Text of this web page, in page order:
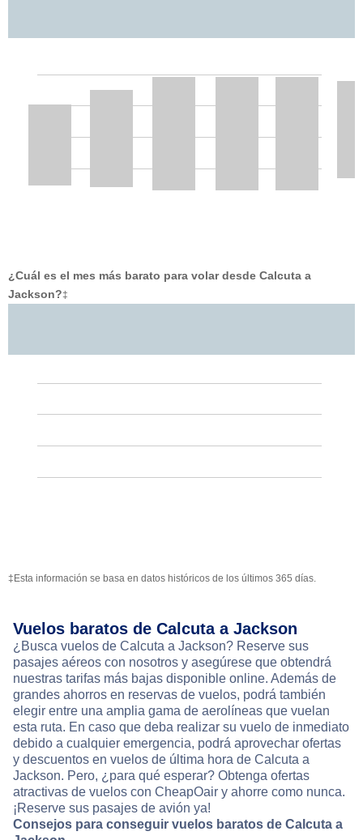
¿Cuál es el mes más barato para volar desde Calcuta a
Jackson?‡
‡Esta información se basa en datos históricos de los últimos 365 días.
Vuelos baratos de Calcuta a Jackson
¿Busca vuelos de Calcuta a Jackson? Reserve sus
pasajes aéreos con nosotros y asegúrese que obtendrá
nuestras tarifas más bajas disponible online. Además de
grandes ahorros en reservas de vuelos, podrá también
elegir entre una amplia gama de aerolíneas que vuelan
esta ruta. En caso que deba realizar su vuelo de inmediato
debido a cualquier emergencia, podrá aprovechar ofertas
y descuentos en vuelos de última hora de Calcuta a
Jackson. Pero, ¿para qué esperar? Obtenga ofertas
atractivas de vuelos con CheapOair y ahorre como nunca.
¡Reserve sus pasajes de avión ya!
Consejos para conseguir vuelos baratos de Calcuta a